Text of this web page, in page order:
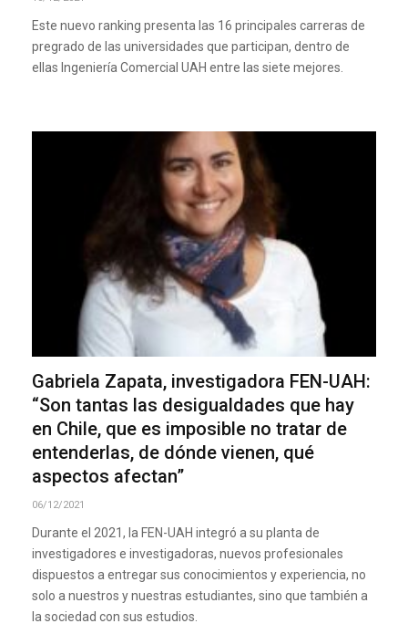
Este nuevo ranking presenta las 16 principales carreras de
pregrado de las universidades que participan, dentro de
ellas Ingeniería Comercial UAH entre las siete mejores.
Gabriela Zapata, investigadora FEN-UAH:
“Son tantas las desigualdades que hay
en Chile, que es imposible no tratar de
entenderlas, de dónde vienen, qué
aspectos afectan”
06/12/2021
Durante el 2021, la FEN-UAH integró a su planta de
investigadores e investigadoras, nuevos profesionales
dispuestos a entregar sus conocimientos y experiencia, no
solo a nuestros y nuestras estudiantes, sino que también a
la sociedad con sus estudios.